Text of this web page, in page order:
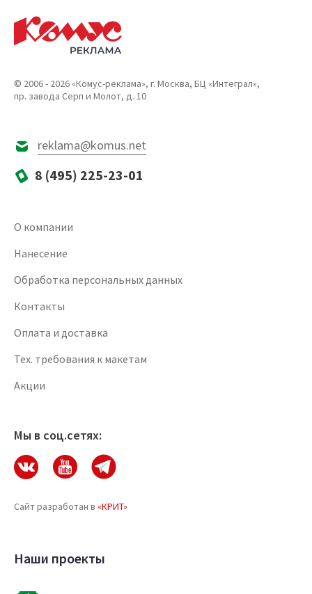
© 2006 - 2026 «Комус-реклама», г. Москва, БЦ «Интеграл»,
пр. завода Серп и Молот, д. 10
reklama@komus.net
8 (495) 225-23-01
О компании
Нанесение
Обработка персональных данных
Контакты
Оплата и доставка
Тех. требования к макетам
Акции
Мы в соц.сетях:
Сайт разработан в «КРИТ»
Наши проекты